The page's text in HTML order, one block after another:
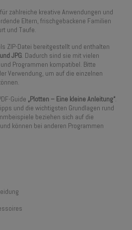
zahlreiche kreative Anwendungen und
Eltern, frischgebackene Familien
und Taufe.
ZIP-Datei bereitgestellt und enthalten
JPG. Dadurch sind sie mit vielen
Programmen kompatibel. Bitte
Verwendung, um auf die einzelnen
Guide „Plotten – Eine kleine Anleitung“.
und die wichtigsten Grundlagen rund
beziehen sich auf die
können bei anderen Programmen